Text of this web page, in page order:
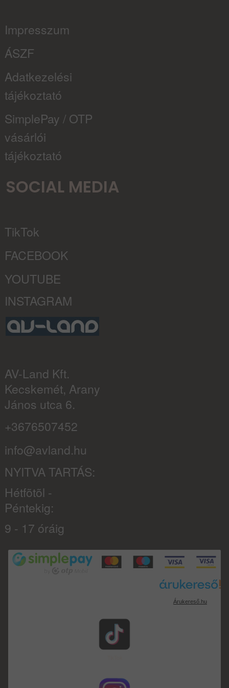
Impresszum
ÁSZF
Adatkezelési
tájékoztató
SimplePay / OTP
vásárlói
tájékoztató
SOCIAL MEDIA
TikTok
FACEBOOK
YOUTUBE
INSTAGRAM
AV-Land Kft.
Kecskemét, Arany
János utca 6.
+3676507452
info@avland.hu
NYITVA TARTÁS:
Hétfõtõl -
Péntekig:
9 - 17 óráig
Árukereső.hu